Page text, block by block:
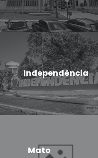
Independência
Mato